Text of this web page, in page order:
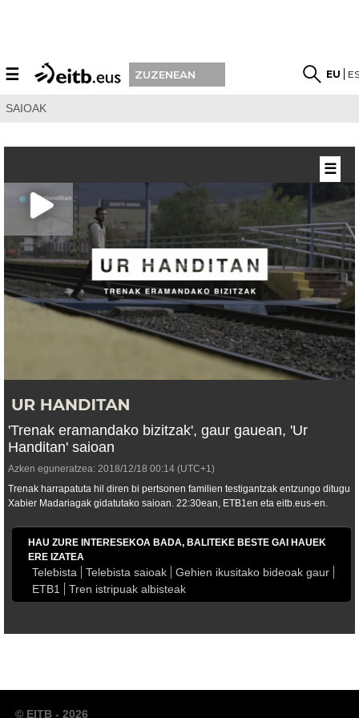
☰ ZUZENEAN EU
SAIOAK
'Trenak eramandako bizitzak', gaur gauean, 'Ur
Handitan' saioan
Azken eguneratzea: 2018/12/18 00:14 (UTC+1)
Trenak harrapatuta hil diren bi pertsonen familien testigantzak entzungo ditugu
Xabier Madariagak gidatutako saioan. 22:30ean, ETB1en eta eitb.eus-en.
HAU ZURE INTERESEKOA BADA, BALITEKE BESTE GAI HAUEK
ERE IZATEA
Telebista Telebista saioak
Gehien ikusitako bideoak gaur
ETB1
Tren istripuak albisteak
☰
© EITB - 2026